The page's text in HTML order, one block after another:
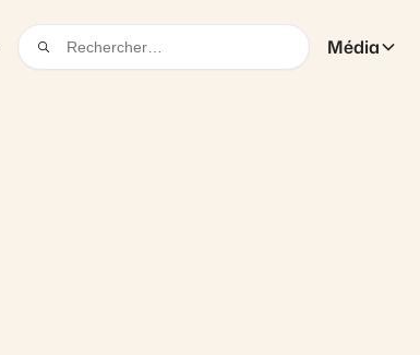
Média